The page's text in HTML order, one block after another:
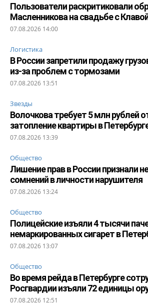
Пользователи раскритиковали
Масленникова на свадьбе с
07.08.2026 14:00
Логистика
В России запретили продажу
из-за проблем с тормозами
07.08.2026 13:51
Звезды
Волочкова требует 5 млн рублей
затопление квартиры в
07.08.2026 13:39
Общество
Лишение прав в России признали
сомнений в личности нарушителя
07.08.2026 13:24
Общество
Полицейские изъяли 4 тысячи
немаркированных сигарет в
07.08.2026 13:07
Общество
Во время рейда в Петербурге
Росгвардии изъяли 72 единицы
07.08.2026 12:51